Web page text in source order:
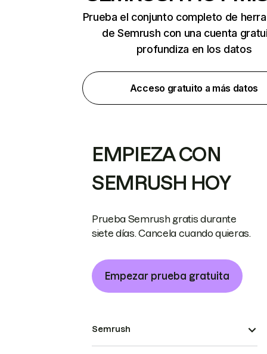
Prueba el conjunto completo de
de Semrush con una cuenta
profundiza en los datos
Acceso gratuito a más datos
EMPIEZA CON
SEMRUSH HOY
Prueba Semrush gratis durante
siete días. Cancela cuando quieras.
Empezar prueba gratuita
Semrush